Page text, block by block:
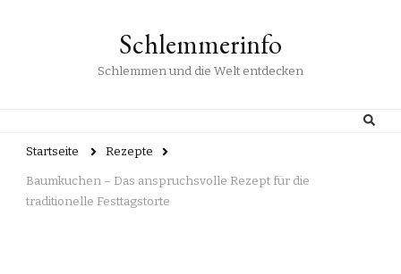
Schlemmerinfo
Schlemmen und die Welt entdecken
Startseite Rezepte
Baumkuchen – Das anspruchsvolle Rezept für die
traditionelle Festtagstorte